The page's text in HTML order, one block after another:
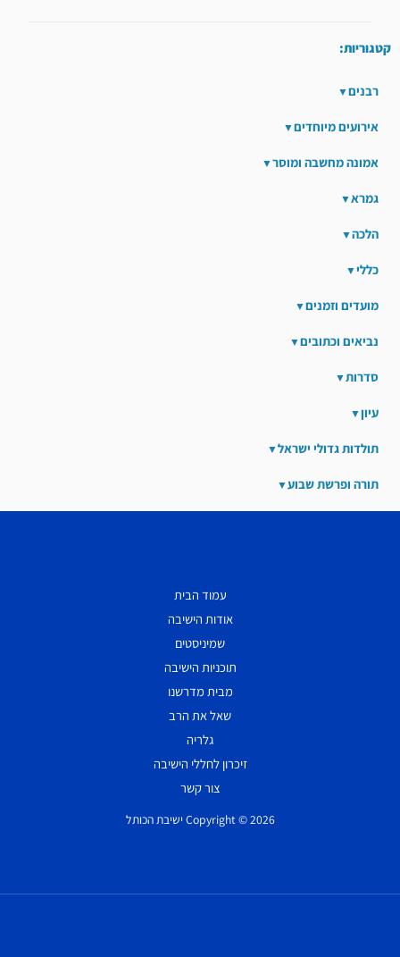
קטגוריות:
רבנים
אירועים מיוחדים
אמונה מחשבה ומוסר
גמרא
הלכה
כללי
מועדים וזמנים
נביאים וכתובים
סדרות
עיון
תולדות גדולי ישראל
תורה ופרשת שבוע
עמוד הבית
אודות הישיבה
שמיניסטים
תוכניות הישיבה
מבית מדרשנו
שאל את הרב
גלריה
זיכרון לחללי הישיבה
צור קשר
Copyright © 2026 ישיבת הכותל